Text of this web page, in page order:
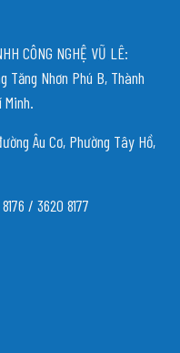
CÔNG NGHỆ VŨ LÊ:
Tăng Nhơn Phú B, Thành
Âu Cơ, Phường Tây Hồ,
/ 3620 8177